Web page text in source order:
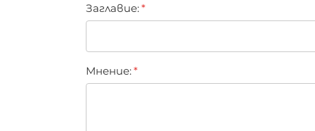
Заглавиe:
Мнение: